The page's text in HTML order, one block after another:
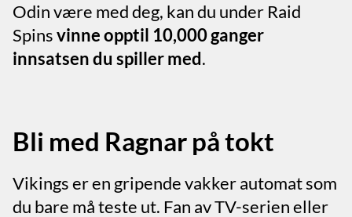
Odin være med deg, kan du under Raid
Spinsvinne opptil 10,000 ganger
innsatsen du spiller med.
Bli med Ragnar på tokt
Vikings er en gripende vakker automat som
du bare må teste ut. Fan av TV-serien eller